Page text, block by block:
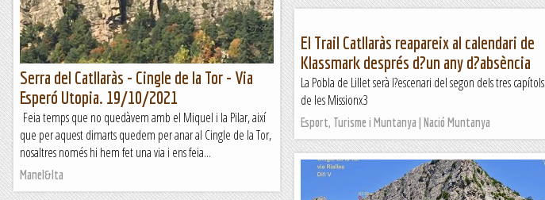
Lo gall
Serra del Catllaràs - Cingle de la Tor - Via
Esperó Utopia. 19/10/2021
Feia temps que no quedàvem amb el Miquel i la Pilar, així
que per aquest dimarts quedem per anar al Cingle de la Tor,
nosaltres només hi hem fet una via i ens feia...
Manel&Ita
El Trail Catllaràs reapareix al calendari de
Klassmark després d?un any d?absència
La Pobla de Lillet serà l?escenari del segon dels tres capítols
de les Missionx3
Esport, Turisme i Muntanya | Nació Muntanya